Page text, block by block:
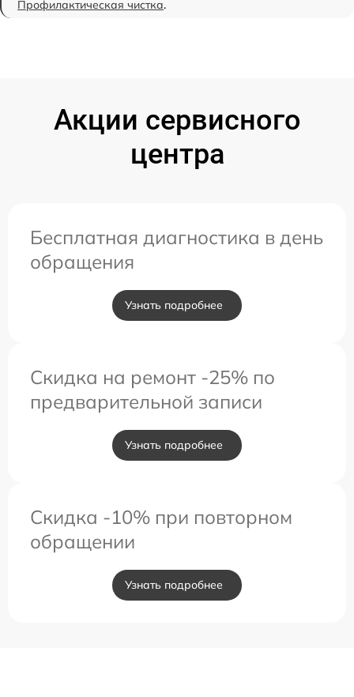
Профилактическая чистка.
Акции сервисного
центра
Бесплатная диагностика в день
обращения
Узнать подробнее
Скидка на ремонт -25% по
предварительной записи
Узнать подробнее
Скидка -10% при повторном
обращении
Узнать подробнее